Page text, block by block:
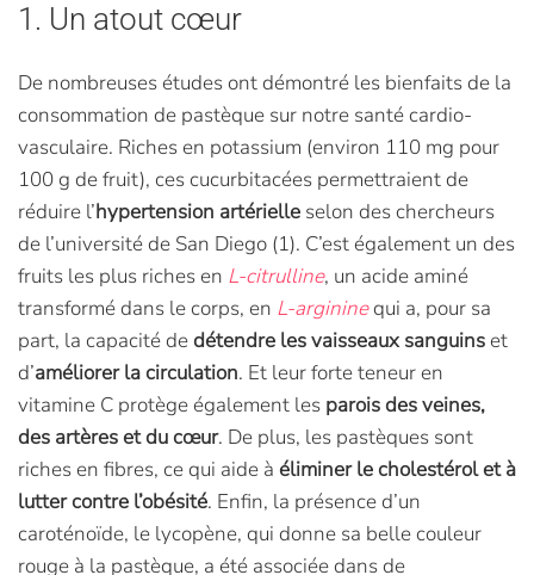
1. Un atout cœur
De nombreuses études ont démontré les bienfaits de la
consommation de pastèque sur notre santé cardio-
vasculaire. Riches en potassium (environ 110 mg pour
100 g de fruit), ces cucurbitacées permettraient de
réduire l’hypertension artérielle selon des chercheurs
de l’université de San Diego (1). C’est également un des
fruits les plus riches en L-citrulline, un acide aminé
transformé dans le corps, en L-argininequi a, pour sa
part, la capacité dedétendre les vaisseaux sanguinset
d’améliorer la circulation. Et leur forte teneur en
vitamine C protège également les parois des veines,
des artères et du cœur. De plus, les pastèques sont
riches en fibres, ce qui aide à éliminer le cholestérol et à
lutter contre l’obésité. Enfin, la présence d’un
caroténoïde, le lycopène, qui donne sa belle couleur
rouge à la pastèque, a été associée dans de